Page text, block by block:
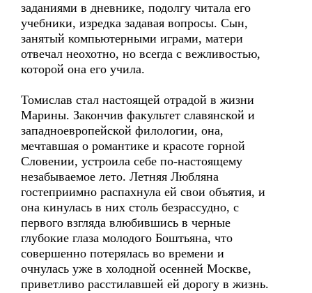
заданиями в дневнике, подолгу читала его
учебники, изредка задавая вопросы. Сын,
занятый компьютерными играми, матери
отвечал неохотно, но всегда с вежливостью,
которой она его учила.
Томислав стал настоящей отрадой в жизни
Марины. Закончив факультет славянской и
западноевропейской филологии, она,
мечтавшая о романтике и красоте горной
Словении, устроила себе по-настоящему
незабываемое лето. Летняя Любляна
гостеприимно распахнула ей свои объятия, и
она кинулась в них столь безрассудно, с
первого взгляда влюбившись в черные
глубокие глаза молодого Боштьяна, что
совершенно потерялась во времени и
очнулась уже в холодной осенней Москве,
приветливо расстилавшей ей дорогу в жизнь.